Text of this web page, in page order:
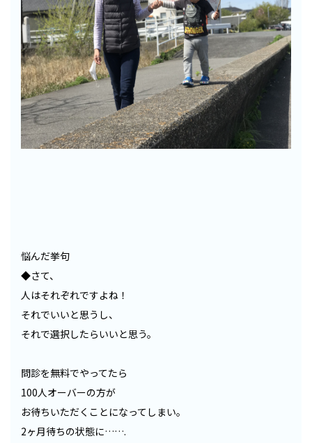
悩んだ挙句
◆さて、
人はそれぞれですよね！
それでいいと思うし、
それで選択したらいいと思う。
問診を無料でやってたら
100人オーバーの方が
お待ちいただくことになってしまい。
2ヶ月待ちの状態に…….